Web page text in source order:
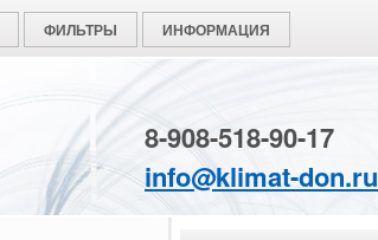
ФИЛЬТРЫ ИНФОРМАЦИЯ
8-908-518-90-17
info@klimat-don.ru